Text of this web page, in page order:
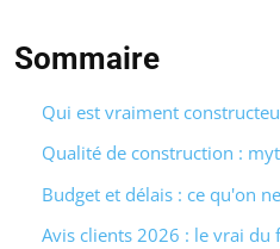
Sommaire
Qui est vraiment
Qualité de construction :
Budget et délais : ce qu'on
Avis clients 2026 : le vrai du